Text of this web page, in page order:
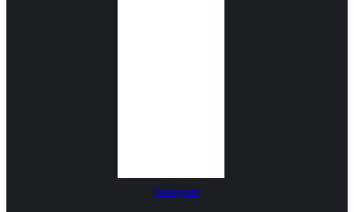
Instagram